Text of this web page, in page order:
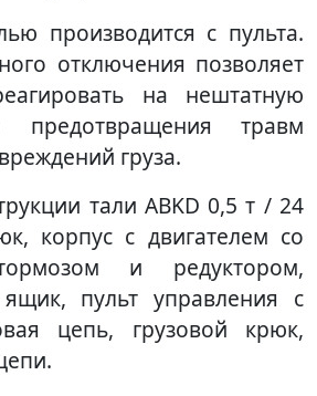
производится с пульта.
отключения позволяет
на нештатную
предотвращения травм
груза.
тали ABKD 0,5 т / 24
корпус с двигателем со
и редуктором,
ящик, пульт управления с
цепь, грузовой крюк,